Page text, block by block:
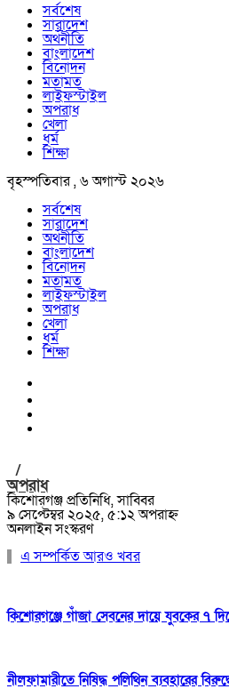
সর্বশেষ
সারাদেশ
অর্থনীতি
বাংলাদেশ
বিনোদন
মতামত
লাইফস্টাইল
অপরাধ
খেলা
ধর্ম
শিক্ষা
বৃহস্পতিবার , ৬ অগাস্ট ২০২৬
সর্বশেষ
সারাদেশ
অর্থনীতি
বাংলাদেশ
বিনোদন
মতামত
লাইফস্টাইল
অপরাধ
খেলা
ধর্ম
শিক্ষা
/
অপরাধ
কিশোরগঞ্জ প্রতিনিধি, সাব্বির
৯ সেপ্টেম্বর ২০২৫, ৫:১২ অপরাহ্ন
অনলাইন সংস্করণ
এ সম্পর্কিত আরও খবর
কিশোরগঞ্জে গাঁজা সেবনের দায়ে যুবকের ৭
নীলফামারীতে নিষিদ্ধ পলিথিন ব্যবহারের